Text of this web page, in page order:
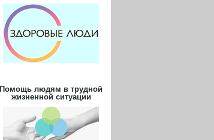
Помощь людям в трудной
жизненной ситуации